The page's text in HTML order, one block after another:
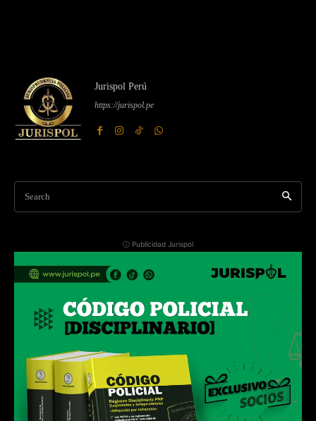
Jurispol Perú
https://jurispol.pe
Search
ⓘ Publicidad Jurispol